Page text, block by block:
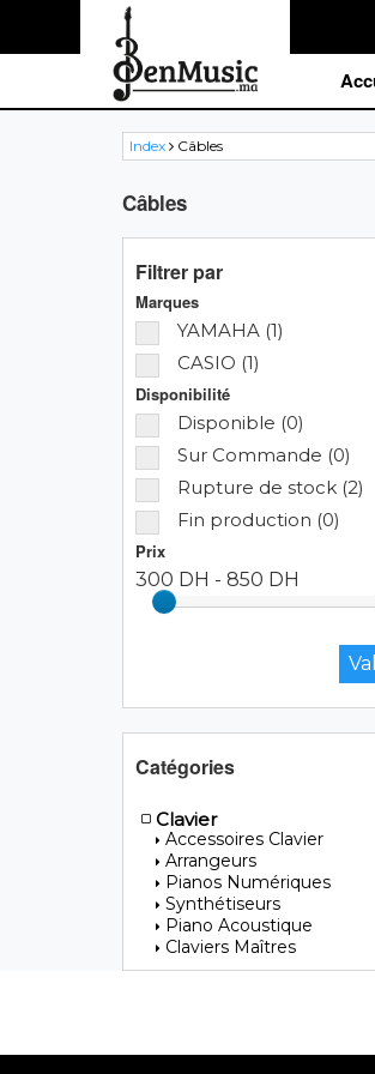
Index Câbles
Câbles
Filtrer par
Marques
YAMAHA (1)
CASIO (1)
Disponibilité
Disponible (0)
Sur Commande (0)
Rupture de stock (2)
Fin production (0)
Prix
300 DH - 850 DH
Catégories
Clavier
Accessoires Clavier
Arrangeurs
Pianos Numériques
Synthétiseurs
Piano Acoustique
Claviers Maîtres